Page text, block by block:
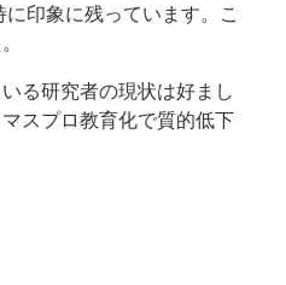
印象に残っています。こ
る研究者の現状は好まし
スプロ教育化で質的低下